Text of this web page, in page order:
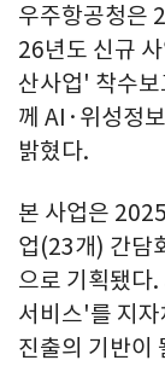
우주항공청은
26년도 신규
산사업' 착수
께 AI·위성정
밝혔다.
본 사업은
업(23개) 간담
으로 기획됐다
서비스'를 지
진출의 기반이